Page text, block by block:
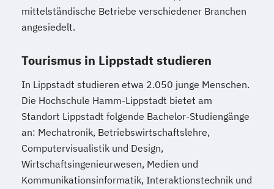
mittelständische Betriebe verschiedener Branchen
angesiedelt.
Tourismus in Lippstadt studieren
In Lippstadt studieren etwa 2.050 junge Menschen.
Die Hochschule Hamm-Lippstadt bietet am
Standort Lippstadt folgende Bachelor-Studiengänge
an: Mechatronik, Betriebswirtschaftslehre,
Computervisualistik und Design,
Wirtschaftsingenieurwesen, Medien und
Kommunikationsinformatik, Interaktionstechnik und